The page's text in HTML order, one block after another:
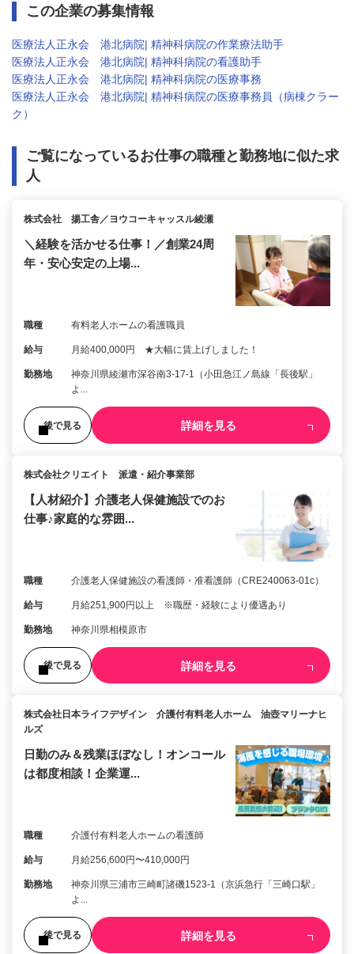
この企業の募集情報
医療法人正永会 港北病院| 精神科病院の作業療法助手
医療法人正永会 港北病院| 精神科病院の看護助手
医療法人正永会 港北病院| 精神科病院の医療事務
医療法人正永会 港北病院| 精神科病院の医療事務員（病棟クラー
ク）
ご覧になっているお仕事の職種と勤務地に似た求
人
株式会社 揚工舎／ヨウコーキャッスル綾瀬
＼経験を活かせる仕事！／創業24周
年・安心安定の上場...
職種 有料老人ホームの看護職員
給与 月給400,000円 ★大幅に賃上げしました！
勤務地
神奈川県綾瀬市深谷南3-17-1（小田急江ノ島線「長後駅」
よ...
後で見る 詳細を見る
株式会社クリエイト 派遣・紹介事業部
【人材紹介】介護老人保健施設でのお
仕事♪家庭的な雰囲...
職種 介護老人保健施設の看護師・准看護師（CRE240063-01c）
給与 月給251,900円以上 ※職歴・経験により優遇あり
勤務地 神奈川県相模原市
後で見る 詳細を見る
株式会社日本ライフデザイン 介護付有料老人ホーム 油壺マリーナヒ
ルズ
日勤のみ＆残業ほぼなし！オンコール
は都度相談！企業運...
職種 介護付有料老人ホームの看護師
給与 月給256,600円〜410,000円
勤務地
神奈川県三浦市三崎町諸磯1523-1（京浜急行「三崎口駅」
よ...
後で見る 詳細を見る